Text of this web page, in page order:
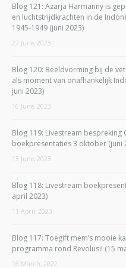
Blog 121: Azarja Harmanny is
en luchtstrijdkrachten in de
1945-1949 (juni 2023)
22 June, 2023
Blog 120: Beeldvorming bij de
als moment van onafhankelijk
juni 2023)
16 June, 2023
Blog 119: Livestream bespreking
boekpresentaties 3 oktober (juni
13 June, 2023
Blog 118: Livestream
april 2023)
11 April, 2023
Blog 117: Toegift mem’s mooie
programma rond Revolusi! (15
16 March, 2022